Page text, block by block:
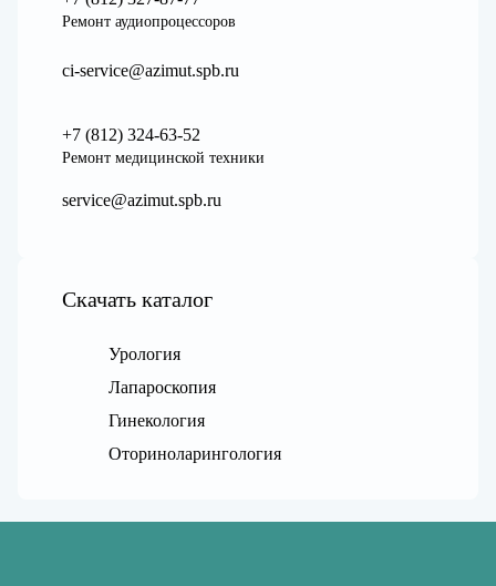
Ремонт аудиопроцессоров
ci-service@azimut.spb.ru
+7 (812) 324-63-52
Ремонт медицинской техники
service@azimut.spb.ru
Скачать каталог
Урология
Лапароскопия
Гинекология
Оториноларингология